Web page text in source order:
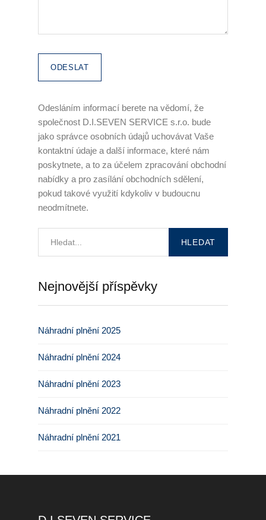
Nejnovější příspěvky
Náhradní plnění 2025
Náhradní plnění 2024
Náhradní plnění 2023
Náhradní plnění 2022
Náhradní plnění 2021
Odesláním informací berete na vědomí, že
společnost D.I.SEVEN SERVICE s.r.o. bude
jako správce osobních údajů uchovávat Vaše
kontaktní údaje a další informace, které nám
poskytnete, a to za účelem zpracování obchodní
nabídky a pro zasílání obchodních sdělení,
pokud takové využití kdykoliv v budoucnu
neodmítnete.